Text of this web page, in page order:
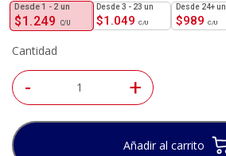
$1.249
1 - 2 un
$1.049
3 - 23 un
$989
24+ un
Cantidad
- +
Añadir al carrito